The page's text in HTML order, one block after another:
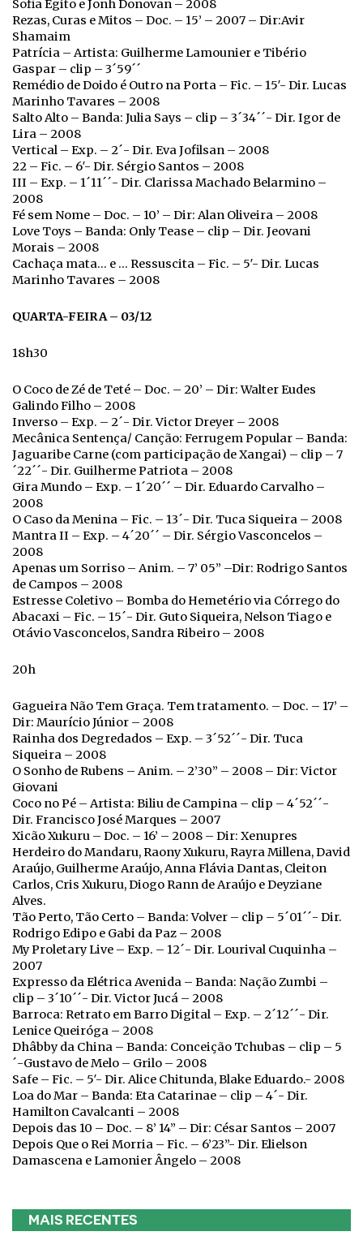
Sofia Egito e Jonh Donovan – 2008
Rezas, Curas e Mitos – Doc. – 15’ – 2007 – Dir:Avir
Shamaim
Patrícia – Artista: Guilherme Lamounier e Tibério
Gaspar – clip – 3´59´´
Remédio de Doido é Outro na Porta – Fic. – 15′- Dir. Lucas
Marinho Tavares – 2008
Salto Alto – Banda: Julia Says – clip – 3´34´´- Dir. Igor de
Lira – 2008
Vertical – Exp. – 2´- Dir. Eva Jofilsan – 2008
22 – Fic. – 6′- Dir. Sérgio Santos – 2008
III – Exp. – 1´11´´- Dir. Clarissa Machado Belarmino –
2008
Fé sem Nome – Doc. – 10’ – Dir: Alan Oliveira – 2008
Love Toys – Banda: Only Tease – clip – Dir. Jeovani
Morais – 2008
Cachaça mata… e … Ressuscita – Fic. – 5′- Dir. Lucas
Marinho Tavares – 2008
QUARTA-FEIRA – 03/12
18h30
O Coco de Zé de Teté – Doc. – 20’ – Dir: Walter Eudes
Galindo Filho – 2008
Inverso – Exp. – 2´- Dir. Victor Dreyer – 2008
Mecânica Sentença/ Canção: Ferrugem Popular – Banda:
Jaguaribe Carne (com participação de Xangai) – clip – 7
´22´´- Dir. Guilherme Patriota – 2008
Gira Mundo – Exp. – 1´20´´ – Dir. Eduardo Carvalho –
2008
O Caso da Menina – Fic. – 13´- Dir. Tuca Siqueira – 2008
Mantra II – Exp. – 4´20´´ – Dir. Sérgio Vasconcelos –
2008
Apenas um Sorriso – Anim. – 7’ 05” –Dir: Rodrigo Santos
de Campos – 2008
Estresse Coletivo – Bomba do Hemetério via Córrego do
Abacaxi – Fic. – 15´- Dir. Guto Siqueira, Nelson Tiago e
Otávio Vasconcelos, Sandra Ribeiro – 2008
20h
Gagueira Não Tem Graça. Tem tratamento. – Doc. – 17’ –
Dir: Maurício Júnior – 2008
Rainha dos Degredados – Exp. – 3´52´´- Dir. Tuca
Siqueira – 2008
O Sonho de Rubens – Anim. – 2’30” – 2008 – Dir: Victor
Giovani
Coco no Pé – Artista: Biliu de Campina – clip – 4´52´´-
Dir. Francisco José Marques – 2007
Xicão Xukuru – Doc. – 16’ – 2008 – Dir: Xenupres
Herdeiro do Mandaru, Raony Xukuru, Rayra Millena, David
Araújo, Guilherme Araújo, Anna Flávia Dantas, Cleiton
Carlos, Cris Xukuru, Diogo Rann de Araújo e Deyziane
Alves.
Tão Perto, Tão Certo – Banda: Volver – clip – 5´01´´- Dir.
Rodrigo Edipo e Gabi da Paz – 2008
My Proletary Live – Exp. – 12´- Dir. Lourival Cuquinha –
2007
Expresso da Elétrica Avenida – Banda: Nação Zumbi –
clip – 3´10´´- Dir. Victor Jucá – 2008
Barroca: Retrato em Barro Digital – Exp. – 2´12´´- Dir.
Lenice Queiróga – 2008
Dhâbby da China – Banda: Conceição Tchubas – clip – 5
´-Gustavo de Melo – Grilo – 2008
Safe – Fic. – 5′- Dir. Alice Chitunda, Blake Eduardo.- 2008
Loa do Mar – Banda: Eta Catarinae – clip – 4´- Dir.
Hamilton Cavalcanti – 2008
Depois das 10 – Doc. – 8’ 14” – Dir: César Santos – 2007
Depois Que o Rei Morria – Fic. – 6’23”- Dir. Elielson
Damascena e Lamonier Ângelo – 2008
MAIS RECENTES